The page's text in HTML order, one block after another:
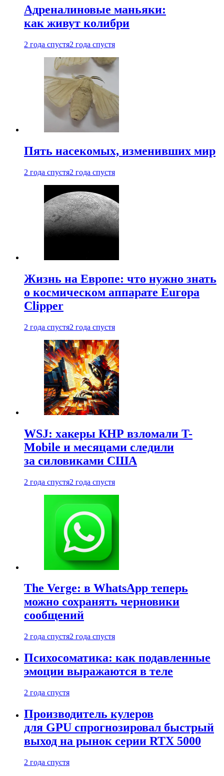
Адреналиновые маньяки:
как живут колибри
2 года спустя2 года спустя
Пять насекомых, изменивших мир
2 года спустя2 года спустя
Жизнь на Европе: что нужно знать
о космическом аппарате Europa
Clipper
2 года спустя2 года спустя
WSJ: хакеры КНР взломали T-
Mobile и месяцами следили
за силовиками США
2 года спустя2 года спустя
The Verge: в WhatsApp теперь
можно сохранять черновики
сообщений
2 года спустя2 года спустя
Психосоматика: как подавленные
эмоции выражаются в теле
2 года спустя
Производитель кулеров
для GPU спрогнозировал быстрый
выход на рынок серии RTX 5000
2 года спустя